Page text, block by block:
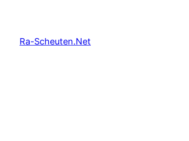
springen
Ra-Scheuten.Net